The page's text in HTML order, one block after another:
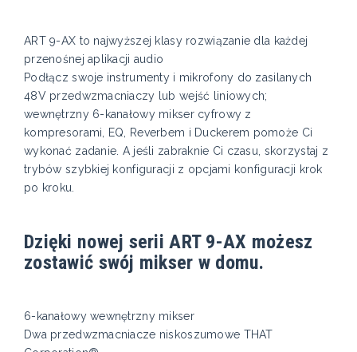
ART 9-AX to najwyższej klasy rozwiązanie dla każdej
przenośnej aplikacji audio
Podłącz swoje instrumenty i mikrofony do zasilanych
48V przedwzmacniaczy lub wejść liniowych;
wewnętrzny 6-kanałowy mikser cyfrowy z
kompresorami, EQ, Reverbem i Duckerem pomoże Ci
wykonać zadanie. A jeśli zabraknie Ci czasu, skorzystaj z
trybów szybkiej konfiguracji z opcjami konfiguracji krok
po kroku.
Dzięki nowej serii ART 9-AX możesz
zostawić swój mikser w domu.
6-kanałowy wewnętrzny mikser
Dwa przedwzmacniacze niskoszumowe THAT